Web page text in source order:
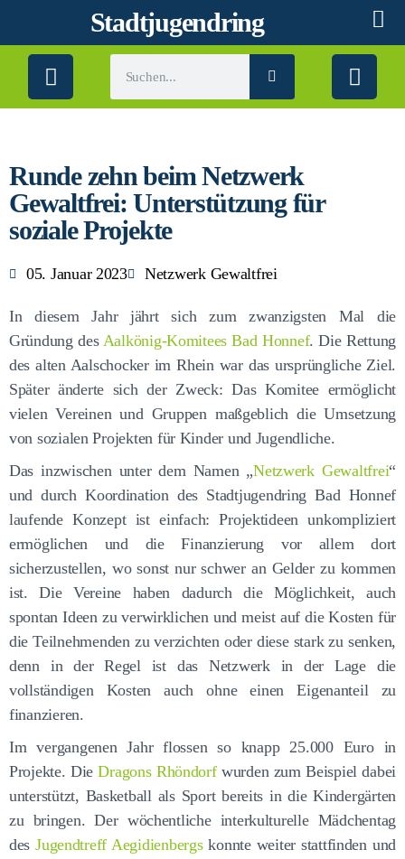
Stadtjugendring
Runde zehn beim Netzwerk
Gewaltfrei: Unterstützung für
soziale Projekte
05. Januar 2023 Netzwerk Gewaltfrei
In diesem Jahr jährt sich zum zwanzigsten Mal die
Gründung des Aalkönig-Komitees Bad Honnef. Die Rettung
des alten Aalschocker im Rhein war das ursprüngliche Ziel.
Später änderte sich der Zweck: Das Komitee ermöglicht
vielen Vereinen und Gruppen maßgeblich die Umsetzung
von sozialen Projekten für Kinder und Jugendliche.
Das inzwischen unter dem Namen „Netzwerk Gewaltfrei“
und durch Koordination des Stadtjugendring Bad Honnef
laufende Konzept ist einfach: Projektideen unkompliziert
ermöglichen und die Finanzierung vor allem dort
sicherzustellen, wo sonst nur schwer an Gelder zu kommen
ist. Die Vereine haben dadurch die Möglichkeit, auch
spontan Ideen zu verwirklichen und meist auf die Kosten für
die Teilnehmenden zu verzichten oder diese stark zu senken,
denn in der Regel ist das Netzwerk in der Lage die
vollständigen Kosten auch ohne einen Eigenanteil zu
finanzieren.
Im vergangenen Jahr flossen so knapp 25.000 Euro in
Projekte. DieDragons Rhöndorfwurden zum Beispiel dabei
unterstützt, Basketball als Sport bereits in die Kindergärten
zu bringen. Der wöchentliche interkulturelle Mädchentag
desJugendtreff Aegidienbergskonnte weiter stattfinden und